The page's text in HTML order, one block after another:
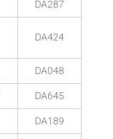
DA287
DA424
DA048
DA645
DA189